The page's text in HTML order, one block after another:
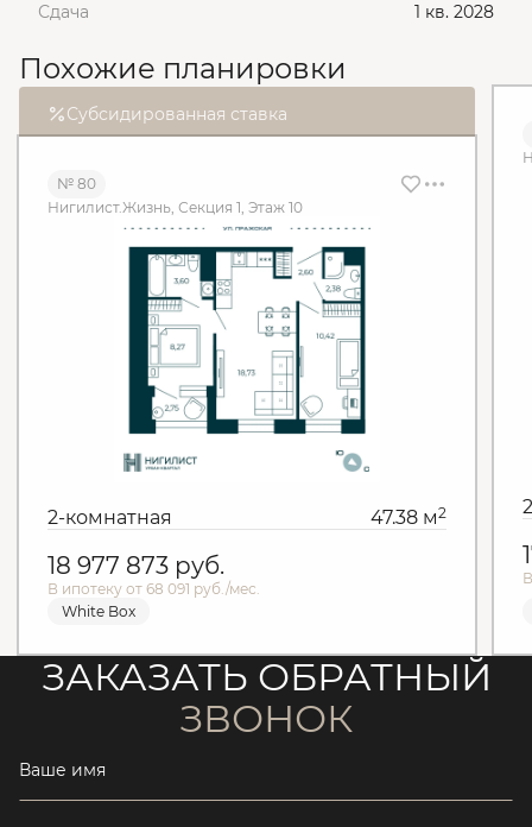
Сдача
1 кв. 2028
Похожие планировки
Субсидированная ставка
№ 80
Нигилист.Жизнь, Секция 1, Этаж 10
2-комнатная 47.38 м2
18 977 873 руб.
В ипотеку от 68 091 руб./мес.
White Box
ЗАКАЗАТЬ ОБРАТНЫЙ
ЗВОНОК
Ваше имя